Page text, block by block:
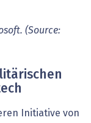
(Source:
Initiative von